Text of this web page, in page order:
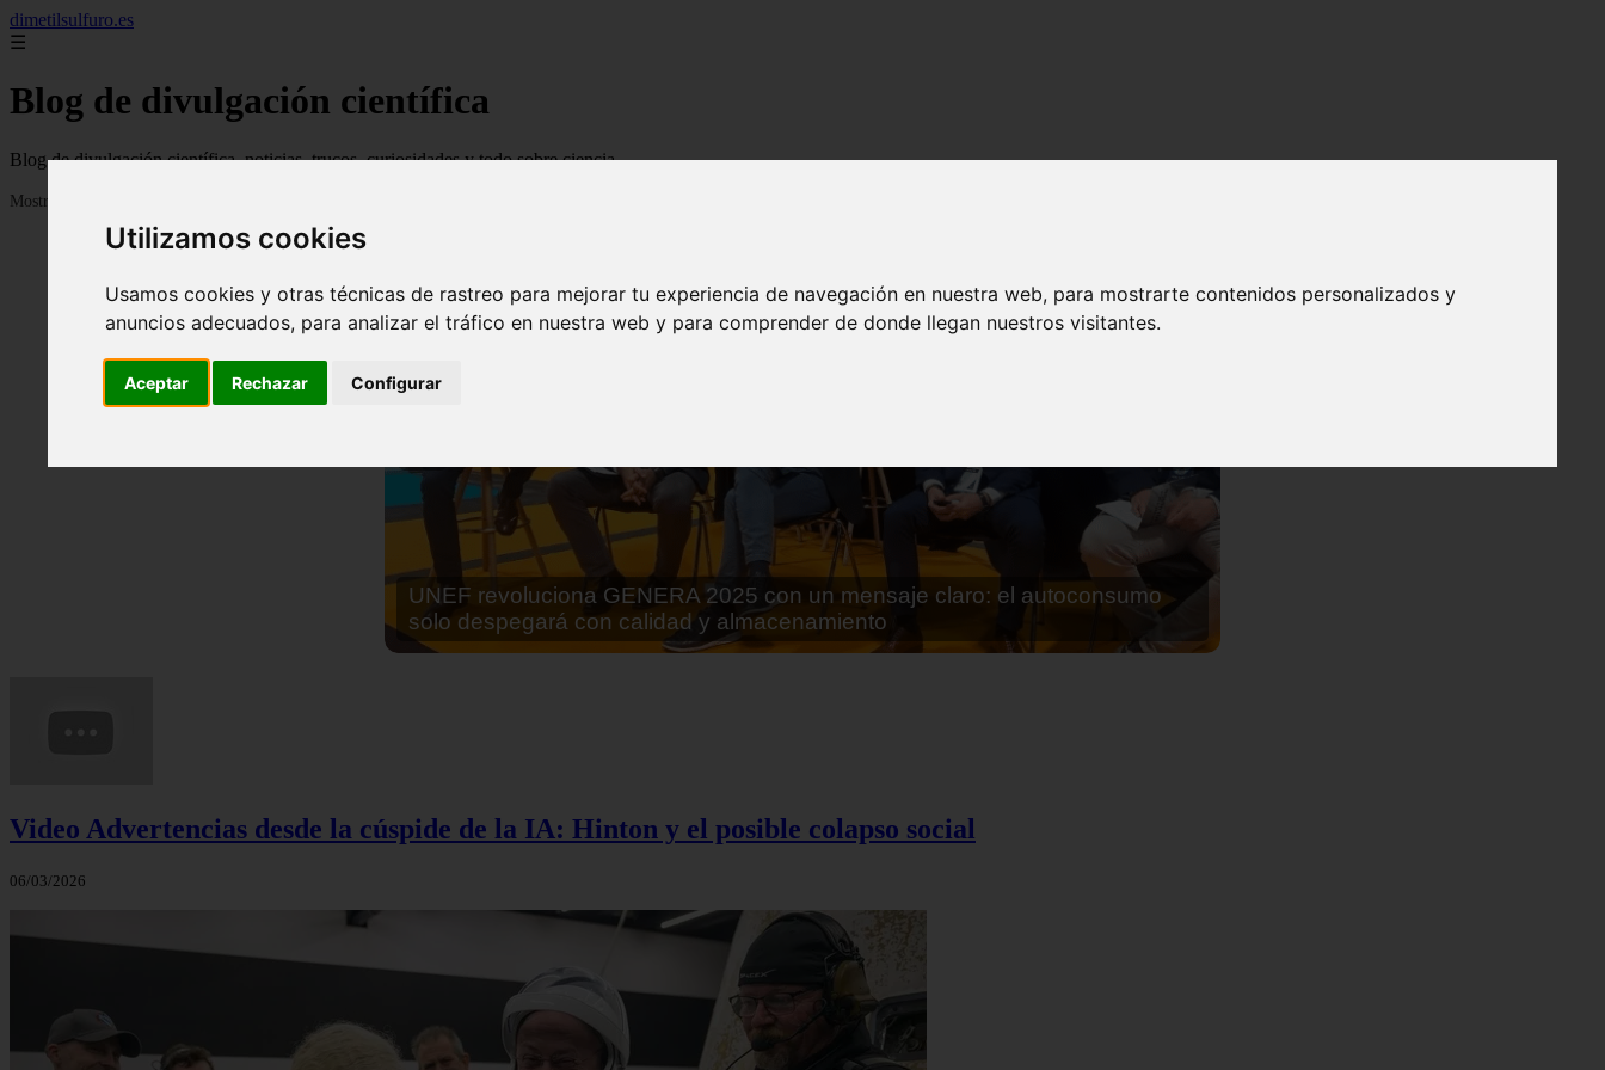
Utilizamos cookies
Usamos cookies y otras técnicas de rastreo para mejorar tu experiencia de navegación en nuestra web, para mostrarte contenidos personalizados y
anuncios adecuados, para analizar el tráfico en nuestra web y para comprender de donde llegan nuestros visitantes.
Aceptar Rechazar Configurar
dimetilsulfuro.es
☰
Blog de divulgación científica
Blog de divulgación científica, noticias, trucos, curiosidades y todo sobre ciencia
Mostrando 1 - 24 de 907 artículos
En África harán lo que parecía imposible: Utilizarán moléculas de agua para
cocinar sus alimentos
Video Advertencias desde la cúspide de la IA: Hinton y el posible colapso social
06/03/2026